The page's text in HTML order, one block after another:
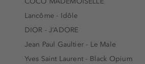
Lancôme - Idôle
DIOR - J’ADORE
Jean Paul Gaultier - Le Male
Yves Saint Laurent - Black Opium